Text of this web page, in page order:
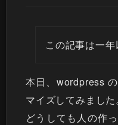
この記事は一年
本日、wordpress
マイズしてみました
どうしても人の作